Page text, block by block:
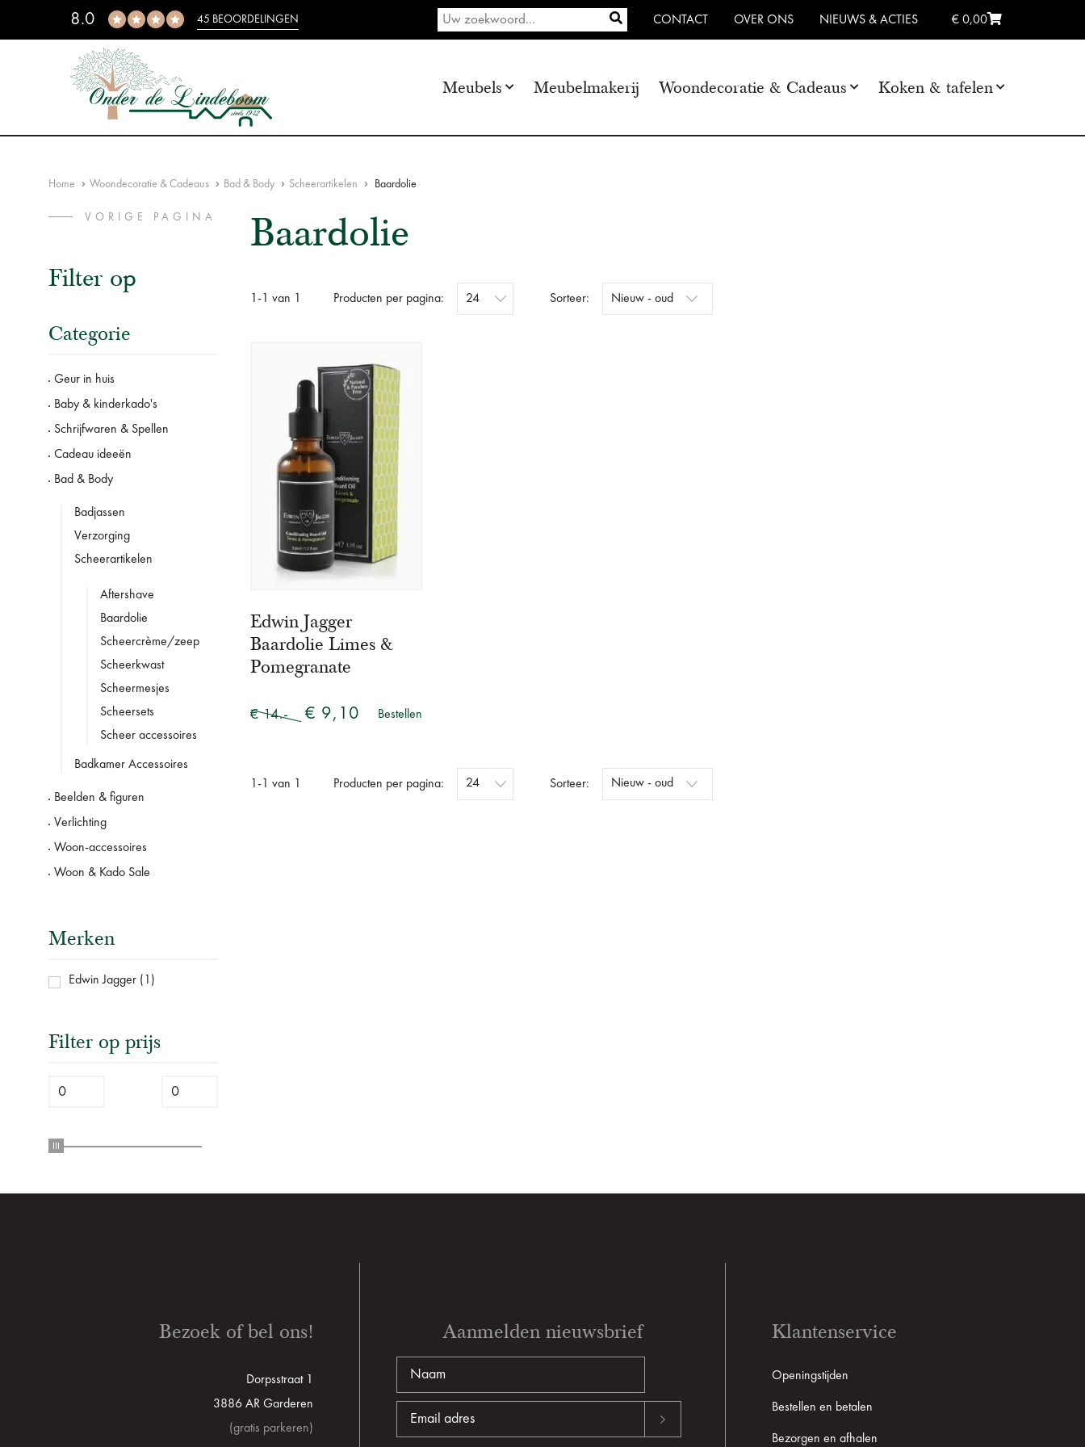
8.0 45 BEOORDELINGEN CONTACT OVER ONS NIEUWS & ACTIES € 0,00
Meubels Meubelmakerij Woondecoratie & Cadeaus Koken & tafelen
Home Woondecoratie & Cadeaus Bad & Body Scheerartikelen Baardolie
VORIGE PAGINA
Filter op
Categorie
Geur in huis
Baby & kinderkado's
Schrijfwaren & Spellen
Cadeau ideeën
Bad & Body
Badjassen
Verzorging
Scheerartikelen
Aftershave
Baardolie
Scheercrème/zeep
Scheerkwast
Scheermesjes
Scheersets
Scheer accessoires
Badkamer Accessoires
Beelden & figuren
Verlichting
Woon-accessoires
Woon & Kado Sale
Merken
Edwin Jagger (1)
Filter op prijs
Baardolie
1-1 van 1 Producten per pagina: Sorteer:
Edwin Jagger
Baardolie Limes &
Pomegranate
€ 14.- € 9,10 Bestellen
1 -1 van 1 Producten per pagina: Sorteer:
Aanmelden nieuwsbrief
Bezoek of bel ons!
Dorpsstraat 1
3886 AR Garderen
(gratis parkeren)
Klantenservice
Openingstijden
Bestellen en betalen
Bezorgen en afhalen